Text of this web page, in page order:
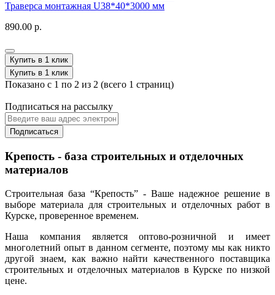
Траверса монтажная U38*40*3000 мм
890.00 р.
Купить в 1 клик
Купить в 1 клик
Показано с 1 по 2 из 2 (всего 1 страниц)
Подписаться на рассылку
Подписаться
Крепость - база строительных и отделочных
материалов
Строительная база “Крепость” - Ваше надежное решение в
выборе материала для строительных и отделочных работ в
Курске, проверенное временем.
Наша компания является оптово-розничной и имеет
многолетний опыт в данном сегменте, поэтому мы как никто
другой знаем, как важно найти качественного поставщика
строительных и отделочных материалов в Курске по низкой
цене.